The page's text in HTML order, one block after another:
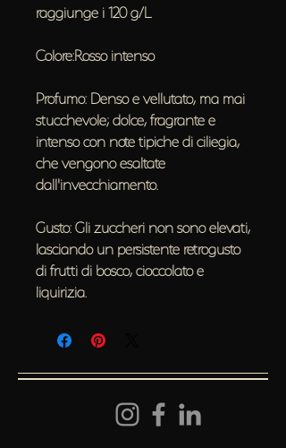
raggiunge i 120 g/L.
Colore:Rosso intenso
Profumo: Denso e vellutato, ma mai
stucchevole; dolce, fragrante e
intenso con note tipiche di ciliegia,
che vengono esaltate
dall'invecchiamento.
Gusto: Gli zuccheri non sono elevati,
lasciando un persistente retrogusto
di frutti di bosco, cioccolato e
liquirizia.